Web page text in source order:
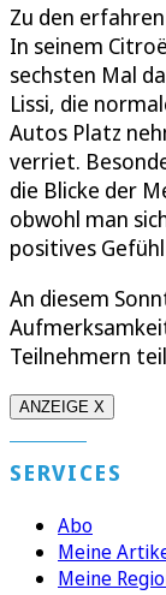
Zu den
In seinem
sechsten Mal
Lissi, die
Autos Platz
verriet.
die Blicke der
obwohl man
positives
An diesem
Teilnehmern
ANZEIGE X
SERVICES
Abo
Meine
Meine